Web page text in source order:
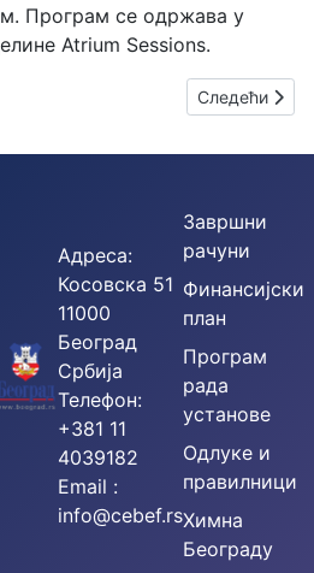
Програм се одржава у
Atrium Sessions.
СЕЋАЊА НА РОМЕ СТРАДАЛЕ У
Следећи
Следећи
Адреса:
Косовска 51
11000
Београд
Србија
Телефон:
+381 11
4039182
Email :
info@cebef.rs
Завршни
рачуни
Финансијски
план
Програм
рада
установе
Одлуке и
правилници
Химна
Београду